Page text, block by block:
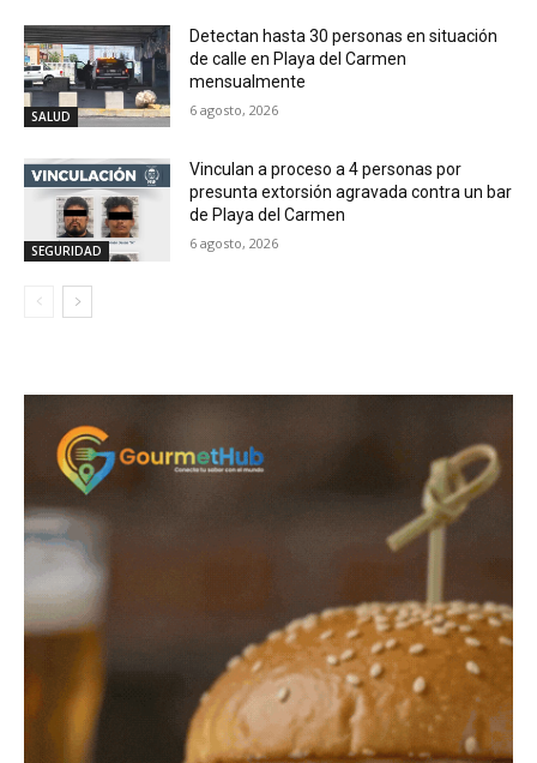
SALUD
Detectan hasta 30 personas en situación
de calle en Playa del Carmen
mensualmente
6 agosto, 2026
SEGURIDAD
Vinculan a proceso a 4 personas por
presunta extorsión agravada contra un bar
de Playa del Carmen
6 agosto, 2026